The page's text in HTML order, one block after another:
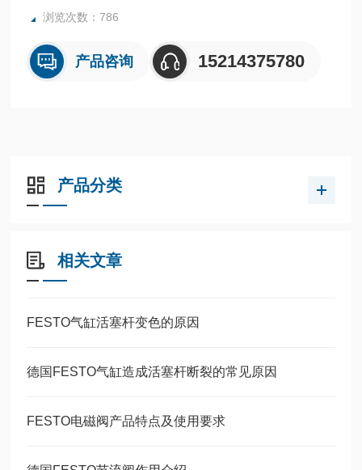
浏览次数：786
产品咨询 15214375780
产品分类
相关文章
FESTO气缸活塞杆变色的原因
德国FESTO气缸造成活塞杆断裂的常见原因
FESTO电磁阀产品特点及使用要求